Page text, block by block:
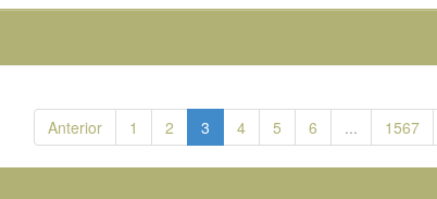
Anterior 1 2 3 4 5 6 ... 1567